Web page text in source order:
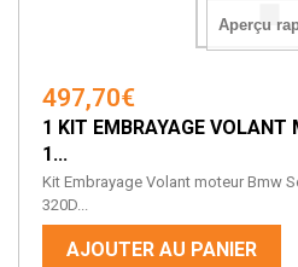
Aperçu
497,70€
1 KIT EMBRAYAGE VOLANT
1...
Kit Embrayage Volant moteur Bmw
320D...
AJOUTER AU PANIER